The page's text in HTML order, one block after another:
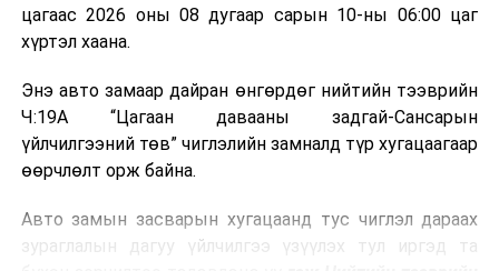
Япон, Герман, Швейцар, Нидерланд, Өмнөд Солонгос
зэрэг улс лаг хатаах, шатаах технологийг ашиглаж
байна. Тухайлбал, Германд лаг шатаах үйлдвэрээс
гарсан үнснээс фосфор сэргээн авах технологи
ашигладаг бол Нидерландад төвлөрсөн лаг
боловсруулах үйлдвэрүүдээр дулаан, цахилгаан
Ийнхүү лаг хатаах, шатаах технологийг лагийн
цагаас 2026 оны 08 дугаар сарын 10-ны 06:00 цаг
хүртэл хаана.
Энэ авто замаар дайран өнгөрдөг нийтийн тээврийн
Ч:19А “Цагаан давааны задгай-Сансарын
үйлчилгээний төв” чиглэлийн замналд түр хугацаагаар
өөрчлөлт орж байна.
Авто замын засварын хугацаанд тус чиглэл дараах
зураглалын дагуу үйлчилгээ үзүүлэх тул иргэд та